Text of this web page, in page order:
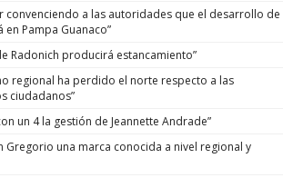
convenciendo a las autoridades que el desarrollo de
Pampa Guanaco”
Radonich producirá estancamiento”
regional ha perdido el norte respecto a las
ciudadanos”
un 4 la gestión de Jeannette Andrade”
Gregorio una marca conocida a nivel regional y